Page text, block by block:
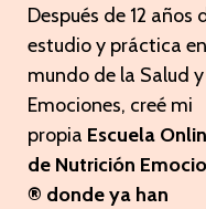
Después de 12 años
estudio y práctica
mundo de la Salud
Emociones, creé mi
propia Escuela
de Nutrición
® donde ya han